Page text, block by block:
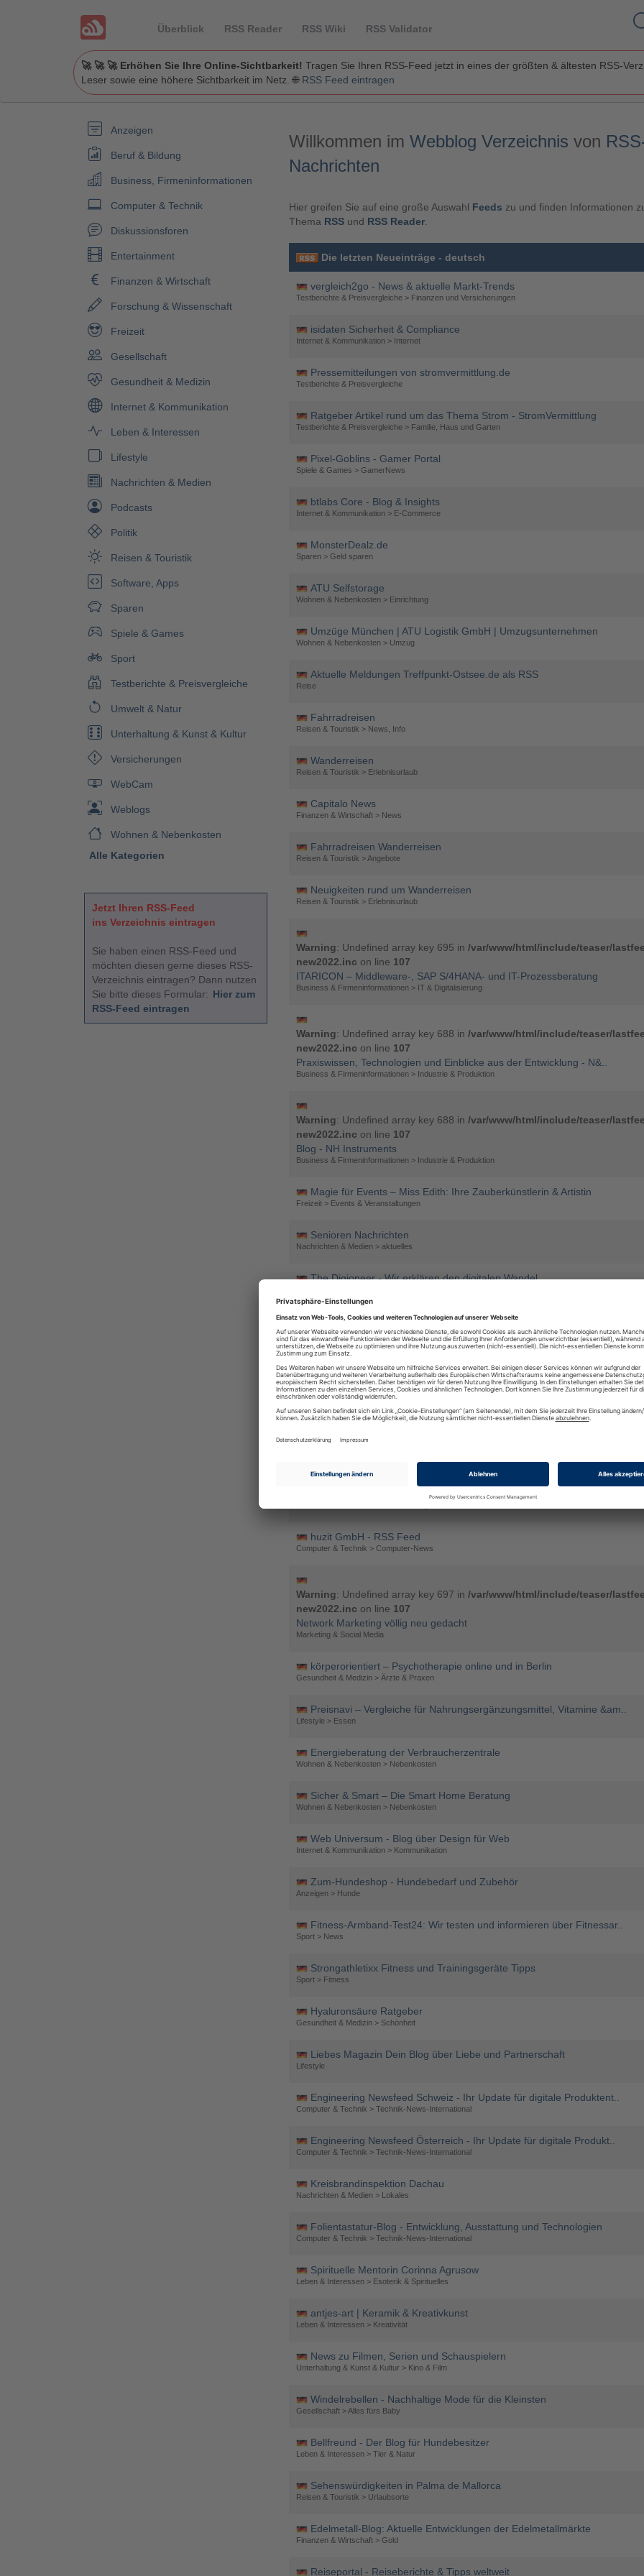
Überblick RSS Reader RSS Wiki RSS Validator
🚀 🚀 🚀 Erhöhen Sie Ihre Online-Sichtbarkeit! Tragen Sie Ihren RSS-Feed jetzt in eines der größten & ältesten RSS-
Leser sowie eine höhere Sichtbarkeit im Netz. 🌐 RSS Feed eintragen
Anzeigen
Beruf & Bildung
Business, Firmeninformationen
Computer & Technik
Diskussionsforen
Entertainment
Finanzen & Wirtschaft
Forschung & Wissenschaft
Freizeit
Gesellschaft
Gesundheit & Medizin
Internet & Kommunikation
Leben & Interessen
Lifestyle
Nachrichten & Medien
Podcasts
Politik
Reisen & Touristik
Software, Apps
Sparen
Spiele & Games
Sport
Testberichte & Preisvergleiche
Umwelt & Natur
Unterhaltung & Kunst & Kultur
Versicherungen
WebCam
Weblogs
Wohnen & Nebenkosten
Alle Kategorien
Jetzt Ihren RSS-Feed
ins Verzeichnis eintragen
Sie haben einen RSS-Feed und
möchten diesen gerne dieses RSS-
Verzeichnis eintragen? Dann nutzen
Sie bitte dieses Formular: Hier zum
RSS-Feed eintragen
Willkommen im Webblog Verzeichnis von
Nachrichten
Hier greifen Sie auf eine große Auswahl Feeds zu und finden Informationen
Thema RSS und RSS Reader
Die letzten Neueinträge - deutsch
vergleich2go - News & aktuelle Markt-Trends
Testberichte & Preisvergleiche > Finanzen und Versicherungen
isidaten Sicherheit & Compliance
Internet & Kommunikation > Internet
Pressemitteilungen von stromvermittlung.de
Testberichte & Preisvergleiche
Ratgeber Artikel rund um das Thema Strom - StromVermittlung
Testberichte & Preisvergleiche > Familie, Haus und Garten
Pixel-Goblins - Gamer Portal
Spiele & Games > GamerNews
btlabs Core - Blog & Insights
Internet & Kommunikation > E-Commerce
MonsterDealz.de
Sparen > Geld sparen
ATU Selfstorage
Wohnen & Nebenkosten > Einrichtung
Umzüge München | ATU Logistik GmbH | Umzugsunternehmen
Wohnen & Nebenkosten > Umzug
Aktuelle Meldungen Treffpunkt-Ostsee.de als RSS
Reise
Fahrradreisen
Reisen & Touristik > News, Info
Wanderreisen
Reisen & Touristik > Erlebnisurlaub
Capitalo News
Finanzen & Wirtschaft > News
Fahrradreisen Wanderreisen
Reisen & Touristik > Angebote
Neuigkeiten rund um Wanderreisen
Reisen & Touristik > Erlebnisurlaub
Warning: Undefined array key 695 in /var/www/html/include/teaser/
new2022.inc on line 107
ITARICON – Middleware-, SAP S/4HANA- und IT-Prozessberatung
Business & Firmeninformationen > IT & Digitalisierung
Warning: Undefined array key 688 in /var/www/html/include/teaser/
new2022.inc on line 107
Praxiswissen, Technologien und Einblicke aus der Entwicklung - N&..
Business & Firmeninformationen > Industrie & Produktion
Warning: Undefined array key 688 in /var/www/html/include/teaser/
new2022.inc on line 107
Blog - NH Instruments
Business & Firmeninformationen > Industrie & Produktion
Magie für Events – Miss Edith: Ihre Zauberkünstlerin & Artistin
Freizeit > Events & Veranstaltungen
Senioren Nachrichten
Nachrichten & Medien > aktuelles
The Digioneer - Wir erklären den digitalen Wandel
Theosophie-Blog: Der andere Blick!
Beruf & Bildung > Bildung
Autoankauf Klagenfurt | Auto verkaufen mit Clevercarsale GmbH
Testberichte & Preisvergleiche > Auto und Motorrad
Rhein Nahe Direkt
Nachrichten & Medien > Lokales
meinheimwerkerblog.de - Praktische Heimwerker-Tipps und nachhalti..
huzit GmbH - RSS Feed
Computer & Technik > Computer-News
Warning: Undefined array key 697 in /var/www/html/include/teaser/
new2022.inc on line 107
Network Marketing völlig neu gedacht
Marketing & Social Media
körperorientiert – Psychotherapie online und in Berlin
Gesundheit & Medizin > Ärzte & Praxen
Preisnavi – Vergleiche für Nahrungsergänzungsmittel, Vitamine &am..
Lifestyle > Essen
Energieberatung der Verbraucherzentrale
Wohnen & Nebenkosten > Nebenkosten
Sicher & Smart – Die Smart Home Beratung
Wohnen & Nebenkosten > Nebenkosten
Web Universum - Blog über Design für Web
Internet & Kommunikation > Kommunikation
Zum-Hundeshop - Hundebedarf und Zubehör
Anzeigen > Hunde
Fitness-Armband-Test24: Wir testen und informieren über Fitnessar..
Sport > News
Strongathletixx Fitness und Trainingsgeräte Tipps
Sport > Fitness
Hyaluronsäure Ratgeber
Gesundheit & Medizin > Schönheit
Liebes Magazin Dein Blog über Liebe und Partnerschaft
Lifestyle
Engineering Newsfeed Schweiz - Ihr Update für digitale Produktent..
Computer & Technik > Technik-News-International
Engineering Newsfeed Österreich - Ihr Update für digitale Produkt..
Computer & Technik > Technik-News-International
Kreisbrandinspektion Dachau
Nachrichten & Medien > Lokales
Folientastatur-Blog - Entwicklung, Ausstattung und Technologien
Computer & Technik > Technik-News-International
Spirituelle Mentorin Corinna Agrusow
Leben & Interessen > Esoterik & Spirituelles
antjes-art | Keramik & Kreativkunst
Leben & Interessen > Kreativität
News zu Filmen, Serien und Schauspielern
Unterhaltung & Kunst & Kultur > Kino & Film
Windelrebellen - Nachhaltige Mode für die Kleinsten
Gesellschaft > Alles fürs Baby
Bellfreund - Der Blog für Hundebesitzer
Leben & Interessen > Tier & Natur
Sehenswürdigkeiten in Palma de Mallorca
Reisen & Touristik > Urlaubsorte
Edelmetall-Blog: Aktuelle Entwicklungen der Edelmetallmärkte
Finanzen & Wirtschaft > Gold
Reiseportal - Reiseberichte & Tipps weltweit